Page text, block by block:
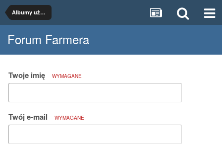
Albumy użytkowników
Forum Farmera
Twoje imię WYMAGANE
Twój e-mail WYMAGANE